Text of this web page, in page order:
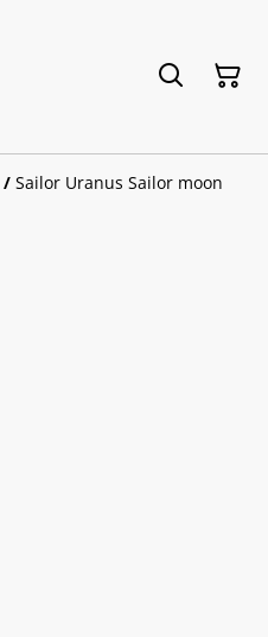
/ Sailor Uranus Sailor moon